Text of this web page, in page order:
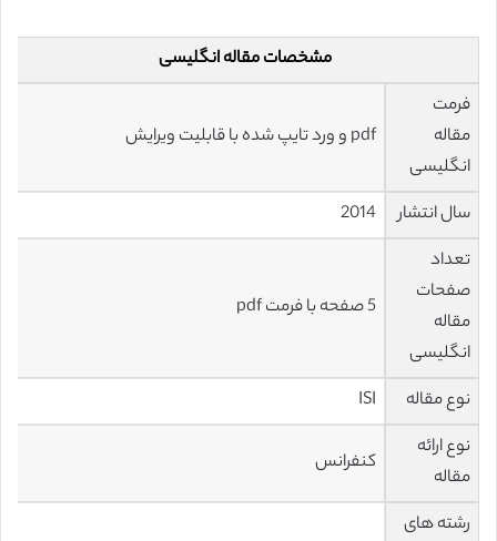
مشخصات مقاله انگلیسی
فرمت
مقاله
انگلیسی
pdf و ورد تایپ شده با قابلیت ویرایش
سال انتشار
2014
تعداد
صفحات
مقاله
انگلیسی
5 صفحه با فرمت pdf
نوع مقاله
ISI
نوع ارائه
مقاله
کنفرانس
رشته های